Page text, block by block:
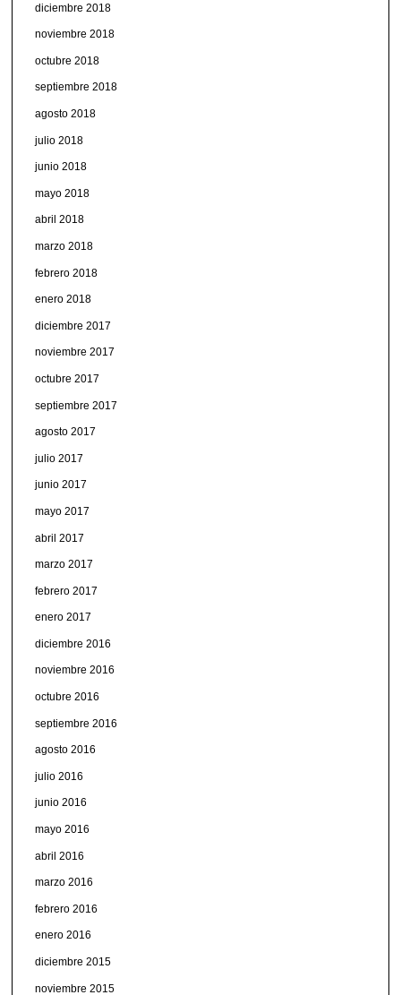
diciembre 2018
noviembre 2018
octubre 2018
septiembre 2018
agosto 2018
julio 2018
junio 2018
mayo 2018
abril 2018
marzo 2018
febrero 2018
enero 2018
diciembre 2017
noviembre 2017
octubre 2017
septiembre 2017
agosto 2017
julio 2017
junio 2017
mayo 2017
abril 2017
marzo 2017
febrero 2017
enero 2017
diciembre 2016
noviembre 2016
octubre 2016
septiembre 2016
agosto 2016
julio 2016
junio 2016
mayo 2016
abril 2016
marzo 2016
febrero 2016
enero 2016
diciembre 2015
noviembre 2015